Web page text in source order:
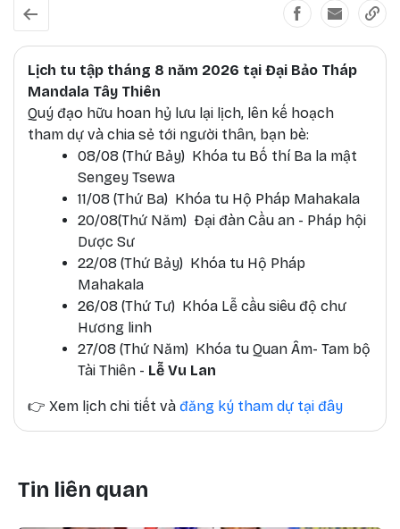
Lịch tu tập tháng 8 năm 2026 tại Đại Bảo Tháp
Mandala Tây Thiên
Quý đạo hữu hoan hỷ lưu lại lịch, lên kế hoạch
tham dự và chia sẻ tới người thân, bạn bè:
08/08 (Thứ Bảy) Khóa tu Bố thí Ba la mật
Sengey Tsewa
11/08 (Thứ Ba) Khóa tu Hộ Pháp Mahakala
20/08(Thứ Năm) Đại đàn Cầu an - Pháp hội
Dược Sư
22/08 (Thứ Bảy) Khóa tu Hộ Pháp
Mahakala
26/08 (Thứ Tư) Khóa Lễ cầu siêu độ chư
Hương linh
27/08 (Thứ Năm) Khóa tu Quan Âm- Tam bộ
Tài Thiên - Lễ Vu Lan
👉 Xem lịch chi tiết và đăng ký tham dự tại đây
Tin liên quan